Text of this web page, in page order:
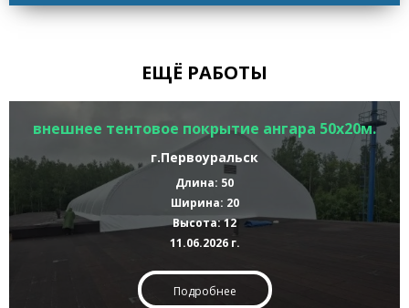
ЕЩЁ РАБОТЫ
внешнее тентовое покрытие ангара 50х20м.
г.Первоуральск
Длина: 50
Ширина: 20
Высота: 12
11.06.2026 г.
Подробнее